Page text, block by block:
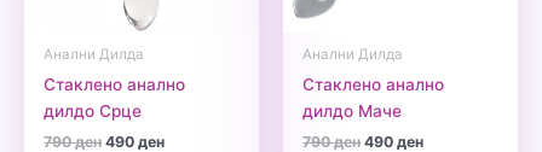
Анални Дилда
Стакленo анално
дилдо Срце
790денOriginal
490денCurrent
Анални Дилда
Стакленo анално
дилдо Маче
790денOriginal
490денCurrent